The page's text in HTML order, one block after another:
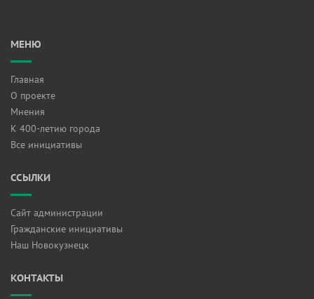
МЕНЮ
Главная
О проекте
Мнения
К 400-летию города
Все инициативы
ССЫЛКИ
Сайт администрации
Гражданские инициативы
Наш Новокузнецк
КОНТАКТЫ